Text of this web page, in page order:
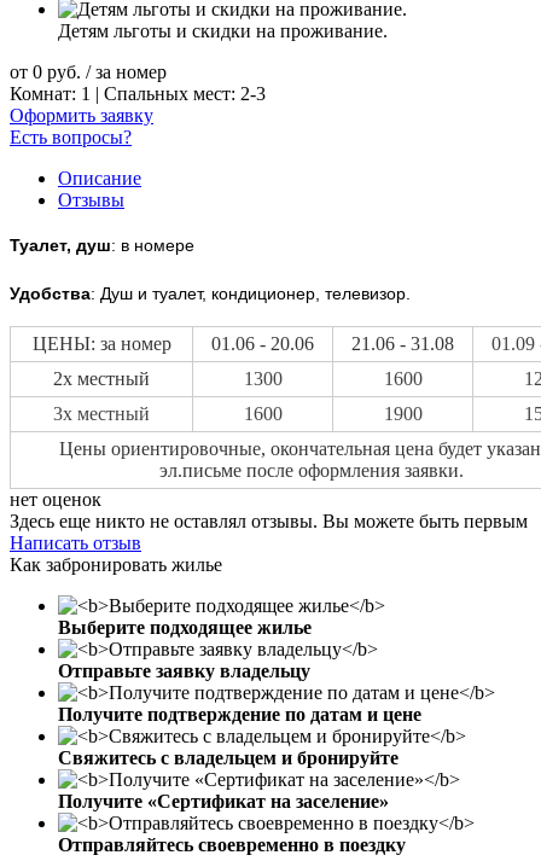
Детям льготы и скидки на проживание.
от 0 руб. / за номер
Комнат: 1 | Спальных мест: 2-3
Оформить заявку
Есть вопросы?
Описание
Отзывы
Туалет, душ: в номере
Удобства: Душ и туалет, кондиционер, телевизор.
ЦЕНЫ: за номер 01.06 - 20.06 21.06 - 31.08
01.09
2х местный
1300 1600
3х местный
1600 1900
Цены ориентировочные, окончательная цена будет
эл.письме после оформления заявки.
нет оценок
Здесь еще никто не оставлял отзывы. Вы можете быть первым
Написать отзыв
Как забронировать жилье
Выберите подходящее жилье
Отправьте заявку владельцу
Получите подтверждение по датам и цене
Свяжитесь с владельцем и бронируйте
Получите «Сертификат на заселение»
Отправляйтесь своевременно в поездку